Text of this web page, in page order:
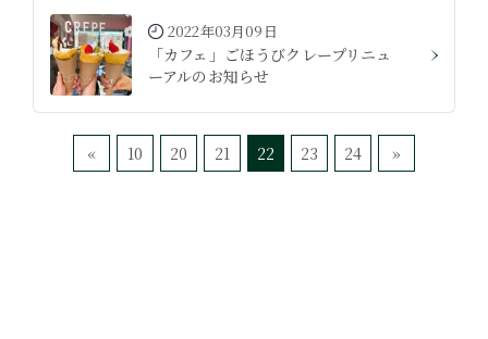
2022年03月09日
「カフェ」ごほうびクレープリニュ
ーアルのお知らせ
« 10 20 21 22 23 24 »